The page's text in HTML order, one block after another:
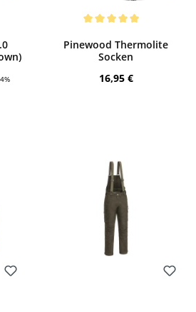
Bewerten
Pinewood Thermolite
Socken
Regulärer Preis:
16,95 €